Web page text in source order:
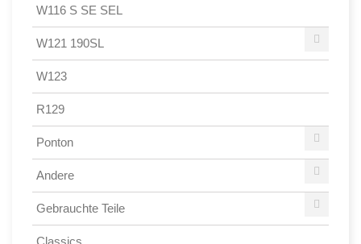
W116 S SE SEL
W121 190SL
W123
R129
Ponton
Andere
Gebrauchte Teile